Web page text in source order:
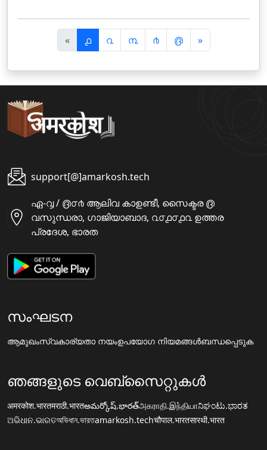
«पि
छ
ला
൧ ൨ ൩ ൪ ൫ »अ
ग
ला
support[@]amarkosh.tech
ഏ-൮ / ൫൦൪ ആലിവ കാഉണ്ടീ, സൈക്ടര ൫
വസുന്ധരാ, ഗാജിയാബാദ, ൨൦൧൦൧൨ ഉത്തര
പ്രദേശ, ഭാരത
സംഘടന
ആമുഖംസ്വകാര്യതാ നയംഉപയോഗ നിയമങ്ങൾബന്ധപ്പെടുക
ഞങ്ങളുടെ വെബ്സൈറ്റുകൾ
अमरकोश.भारतमराठी.भारतఅమర్కోష్.భారత్அகராதி.இந்தியாನಿಘಂಟು.ಭಾರತ
ଅଭିଧାନ.ଭାରତঅভিধান.ভারতamarkosh.techचौपाल.भारतसारथी.भारत